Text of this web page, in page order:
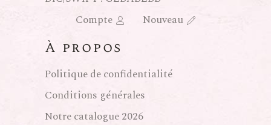
À propos
Politique de confidentialité
Conditions générales
Notre catalogue 2026
Compte
Nouveau